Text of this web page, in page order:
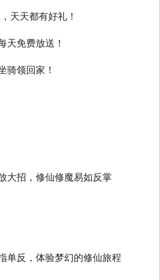
天天都有好礼！
天免费放送！
骑领回家！
大招，修仙修魔易如反掌
单反，体验梦幻的修仙旅程